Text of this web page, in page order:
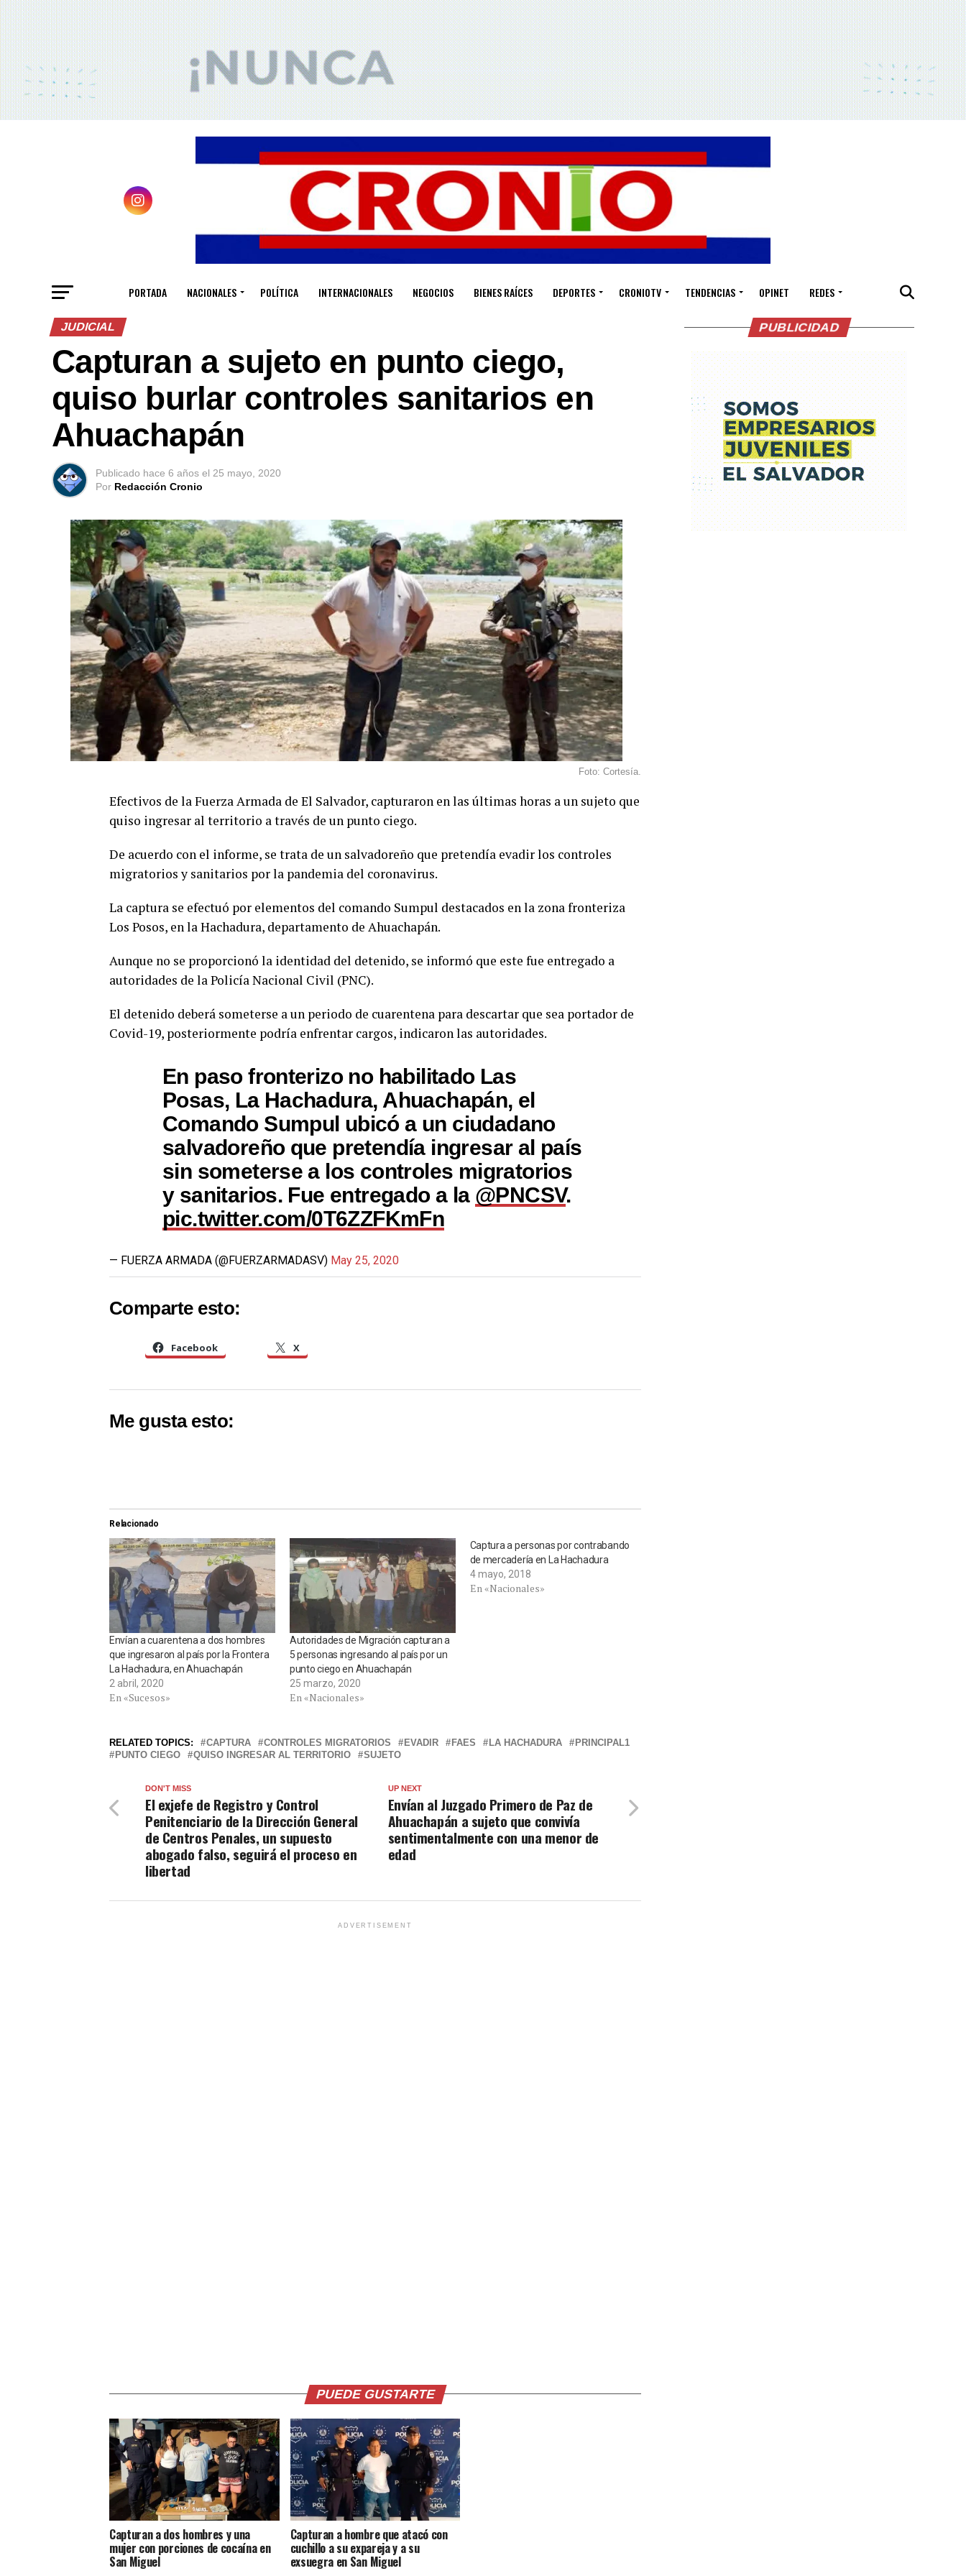
PORTADA NACIONALES POLÍTICA INTERNACIONALES NEGOCIOS BIENES RAÍCES DEPORTES CRONIOTV TENDENCIAS OPINET REDES
JUDICIAL
Capturan a sujeto en punto ciego,
quiso burlar controles sanitarios en
Ahuachapán
Publicado hace 6 años el 25 mayo, 2020
Por Redacción Cronio
Foto: Cortesía.
Efectivos de la Fuerza Armada de El Salvador, capturaron en las últimas horas a un sujeto que
quiso ingresar al territorio a través de un punto ciego.
De acuerdo con el informe, se trata de un salvadoreño que pretendía evadir los controles
migratorios y sanitarios por la pandemia del coronavirus.
La captura se efectuó por elementos del comando Sumpul destacados en la zona fronteriza
Los Posos, en la Hachadura, departamento de Ahuachapán.
Aunque no se proporcionó la identidad del detenido, se informó que este fue entregado a
autoridades de la Policía Nacional Civil (PNC).
El detenido deberá someterse a un periodo de cuarentena para descartar que sea portador de
Covid-19, posteriormente podría enfrentar cargos, indicaron las autoridades.
En paso fronterizo no habilitado Las
Posas, La Hachadura, Ahuachapán, el
Comando Sumpul ubicó a un ciudadano
salvadoreño que pretendía ingresar al país
sin someterse a los controles migratorios
y sanitarios. Fue entregado a la @PNCSV.
pic.twitter.com/0T6ZZFKmFn
— FUERZA ARMADA (@FUERZARMADASV) May 25, 2020
Comparte esto:
Facebook X
Me gusta esto:
Relacionado
Envían a cuarentena a dos hombres
que ingresaron al país por la Frontera
La Hachadura, en Ahuachapán
2 abril, 2020
En «Sucesos»
Autoridades de Migración capturan a
5 personas ingresando al país por un
punto ciego en Ahuachapán
25 marzo, 2020
En «Nacionales»
Captura a personas por contrabando
de mercadería en La Hachadura
4 mayo, 2018
En «Nacionales»
RELATED TOPICS: CAPTURA CONTROLES MIGRATORIOS EVADIR FAES LA HACHADURA
PRINCIPAL1
PUNTO CIEGO
QUISO INGRESAR AL TERRITORIO SUJETO
UP NEXT
Envían al Juzgado Primero de Paz de
Ahuachapán a sujeto que convivía
sentimentalmente con una menor de
edad
DON'T MISS
El exjefe de Registro y Control
Penitenciario de la Dirección General
de Centros Penales, un supuesto
abogado falso, seguirá el proceso en
libertad
ADVERTISEMENT
PUEDE GUSTARTE
Capturan a dos hombres y una
mujer con porciones de cocaína en
San Miguel
Capturan a hombre que atacó con
cuchillo a su expareja y a su
exsuegra en San Miguel
PUBLICIDAD